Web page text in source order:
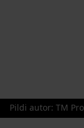
Pildi autor: TM